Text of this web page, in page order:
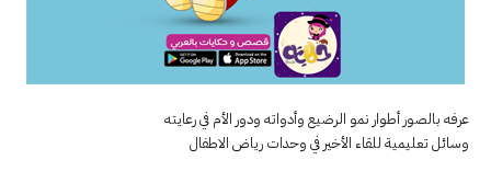
عرفه بالصور أطوار نمو الرضيع وأدواته ودور الأم في رعايته
وسائل تعليمية للقاء الأخير في وحدات رياض الاطفال